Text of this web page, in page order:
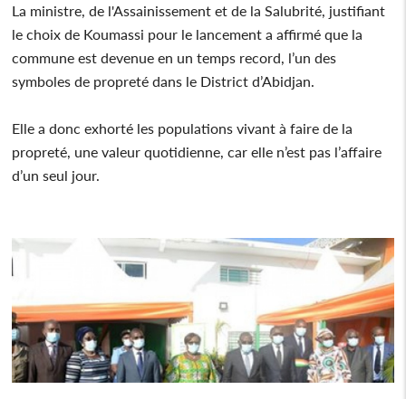
La ministre, de l'Assainissement et de la Salubrité, justifiant
le choix de Koumassi pour le lancement a affirmé que la
commune est devenue en un temps record, l’un des
symboles de propreté dans le District d’Abidjan.
Elle a donc exhorté les populations vivant à faire de la
propreté, une valeur quotidienne, car elle n’est pas l’affaire
d’un seul jour.